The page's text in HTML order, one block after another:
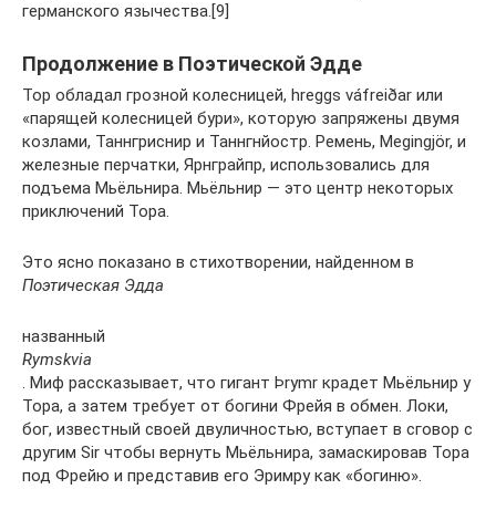
германского язычества.[9]
Продолжение в Поэтической Эдде
Тор обладал грозной колесницей, hreggs váfreiðar или
«парящей колесницей бури», которую запряжены двумя
козлами, Таннгриснир и Таннгнйостр. Ремень, Megingjör, и
железные перчатки, Ярнграйпр, использовались для
подъема Мьёльнира. Мьёльнир — это центр некоторых
приключений Тора.
Это ясно показано в стихотворении, найденном в
Поэтическая Эдда
названный
Rymskvia
. Миф рассказывает, что гигант Þrymr крадет Мьёльнир у
Тора, а затем требует от богини Фрейя в обмен. Локи,
бог, известный своей двуличностью, вступает в сговор с
другим Sir чтобы вернуть Мьёльнира, замаскировав Тора
под Фрейю и представив его Эримру как «богиню».